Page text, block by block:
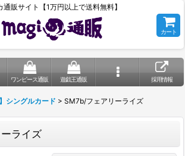
通販サイト【1万円以上で送料無料】
カート
ワンピース通販 遊戯王通販 採用情報
シングルカード > SM7b/フェアリーライズ
ライズ